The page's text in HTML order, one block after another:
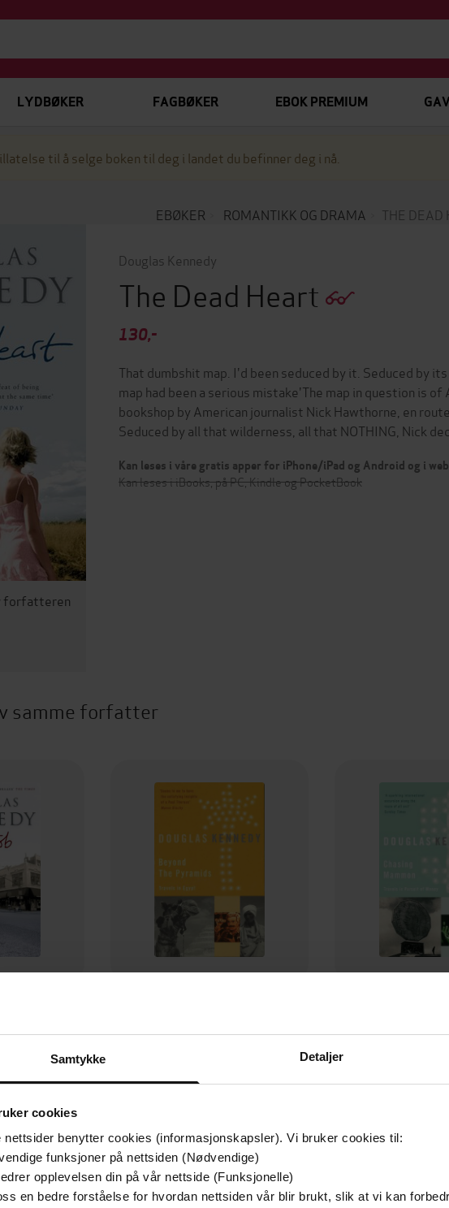
Samtykke Detaljer
cookies
nettsider benytter cookies (informasjonskapsler). Vi bruker cookies til:
funksjoner på nettsiden (Nødvendige)
opplevelsen din på vår nettside (Funksjonelle)
en bedre forståelse for hvordan nettsiden vår blir brukt, slik at vi kan
LYDBØKER FAGBØKER EBOK PREMIUM
til å selge boken til deg i landet du befinner deg i nå.
EBØKER ROMANTIKK OG DRAMA THE DEAD
forfatteren
Douglas Kennedy
The Dead Heart
130,-
That dumbshit map. I'd been seduced by it. Seduced by
map had been a serious mistake'The map in question is
bookshop by American journalist Nick Hawthorne, en
Seduced by all that wilderness, all that NOTHING, Nick
Kan leses i våre gratis apper for iPhone/iPad og Android og i
Kan leses i iBooks, på PC, Kindle og PocketBook
samme forfatter
kjøpt